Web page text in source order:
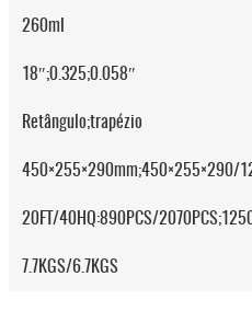
260ml
18″;0.325;0.058″
Retângulo;trapézio
450×255×290mm;450×255×290/
20FT/40HQ:890PCS/
7.7KGS/6.7KGS